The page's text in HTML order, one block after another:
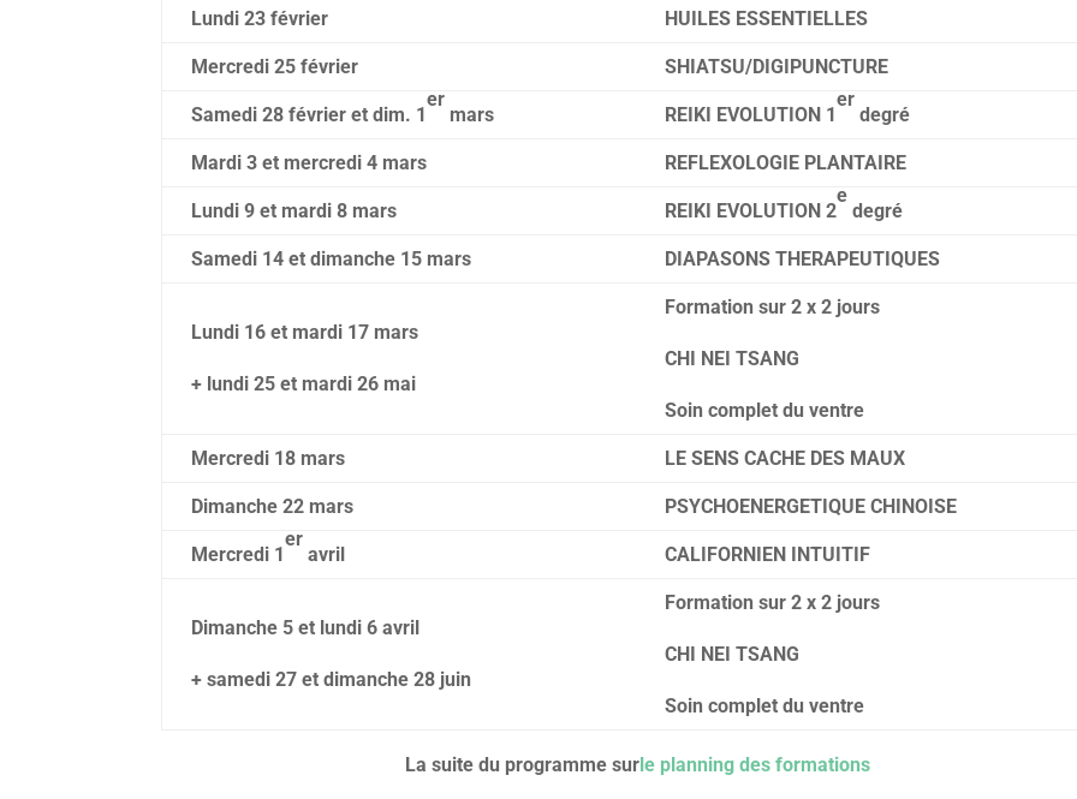
Lundi 23 février HUILES ESSENTIELLES
Mercredi 25 février SHIATSU/DIGIPUNCTURE
Samedi 28 février et dim. 1
er
mars REIKI EVOLUTION 1
er
degré
Mardi 3 et mercredi 4 mars REFLEXOLOGIE PLANTAIRE
Lundi 9 et mardi 8 mars REIKI EVOLUTION 2
e
degré
Samedi 14 et dimanche 15 mars DIAPASONS THERAPEUTIQUES
Lundi 16 et mardi 17 mars
+ lundi 25 et mardi 26 mai
Formation sur 2 x 2 jours
CHI NEI TSANG
Soin complet du ventre
Mercredi 18 mars LE SENS CACHE DES MAUX
Dimanche 22 mars PSYCHOENERGETIQUE CHINOISE
Mercredi 1
er
avril CALIFORNIEN INTUITIF
Dimanche 5 et lundi 6 avril
+ samedi 27 et dimanche 28 juin
Formation sur 2 x 2 jours
CHI NEI TSANG
Soin complet du ventre
La suite du programme surle planning des formations